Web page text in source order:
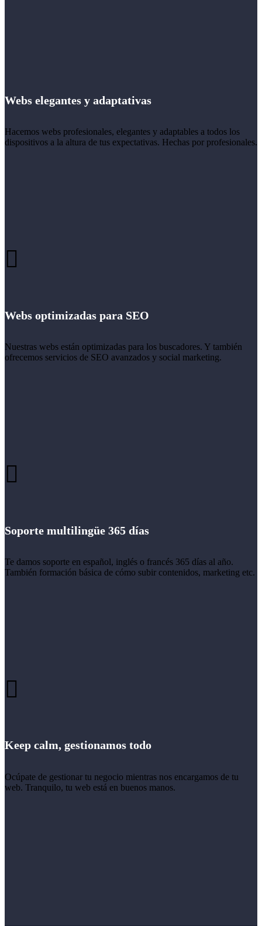
Webs elegantes y adaptativas
Hacemos webs profesionales, elegantes y adaptables a todos los
dispositivos a la altura de tus expectativas. Hechas por profesionales.
Webs optimizadas para SEO
Nuestras webs están optimizadas para los buscadores. Y también
ofrecemos servicios de SEO avanzados y social marketing.
Soporte multilingüe 365 días
Te damos soporte en español, inglés o francés 365 días al año.
También formación básica de cómo subir contenidos, marketing etc.
Keep calm, gestionamos todo
Ocúpate de gestionar tu negocio mientras nos encargamos de tu
web. Tranquilo, tu web está en buenos manos.